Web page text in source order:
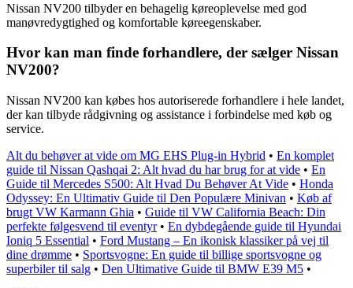
Nissan NV200 tilbyder en behagelig køreoplevelse med god
manøvredygtighed og komfortable køreegenskaber.
Hvor kan man finde forhandlere, der sælger Nissan
NV200?
Nissan NV200 kan købes hos autoriserede forhandlere i hele landet,
der kan tilbyde rådgivning og assistance i forbindelse med køb og
service.
Alt du behøver at vide om MG EHS Plug-in Hybrid • En komplet
guide til Nissan Qashqai 2: Alt hvad du har brug for at vide • En
Guide til Mercedes S500: Alt Hvad Du Behøver At Vide • Honda
Odyssey: En Ultimativ Guide til Den Populære Minivan • Køb af
brugt VW Karmann Ghia • Guide til VW California Beach: Din
perfekte følgesvend til eventyr• En dybdegående guide til Hyundai
Ioniq 5 Essential • Ford Mustang – En ikonisk klassiker på vej til
dine drømme • Sportsvogne: En guide til billige sportsvogne og
superbiler til salg • Den Ultimative Guide til BMW E39 M5 •